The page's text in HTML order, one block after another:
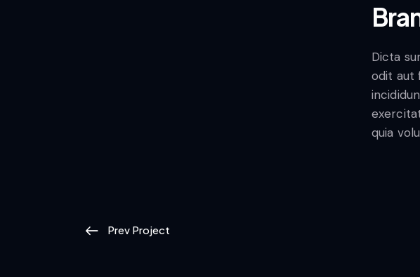
Dicta
odit aut
quia
Prev Project